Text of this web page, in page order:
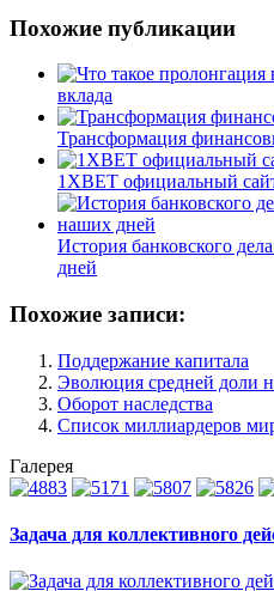
Похожие публикации
вклада
Трансформация
1XBET официальный
История банковского
дней
Похожие записи:
Поддержание капитала
Эволюция средней доли
Оборот наследства
Список миллиардеров
Галерея
Задача для коллективного